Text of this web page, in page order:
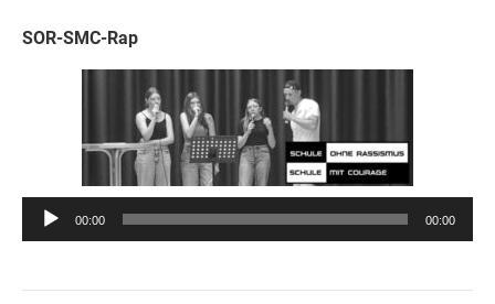
SOR-SMC-Rap
Audio-
00:00 00:00